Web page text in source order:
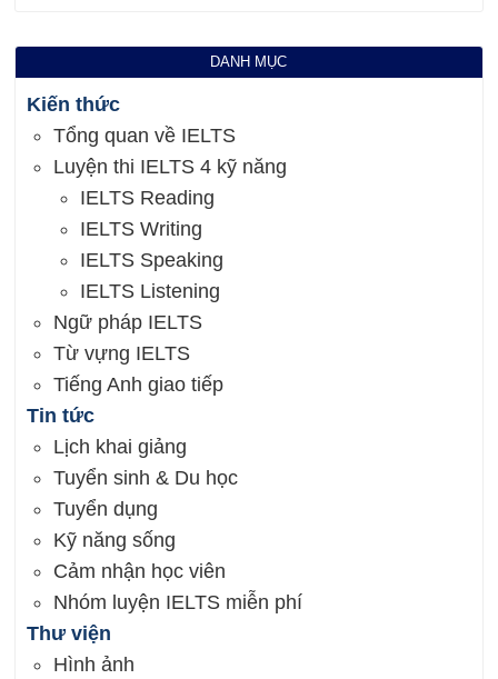
DANH MỤC
Kiến thức
Tổng quan về IELTS
Luyện thi IELTS 4 kỹ năng
IELTS Reading
IELTS Writing
IELTS Speaking
IELTS Listening
Ngữ pháp IELTS
Từ vựng IELTS
Tiếng Anh giao tiếp
Tin tức
Lịch khai giảng
Tuyển sinh & Du học
Tuyển dụng
Kỹ năng sống
Cảm nhận học viên
Nhóm luyện IELTS miễn phí
Thư viện
Hình ảnh